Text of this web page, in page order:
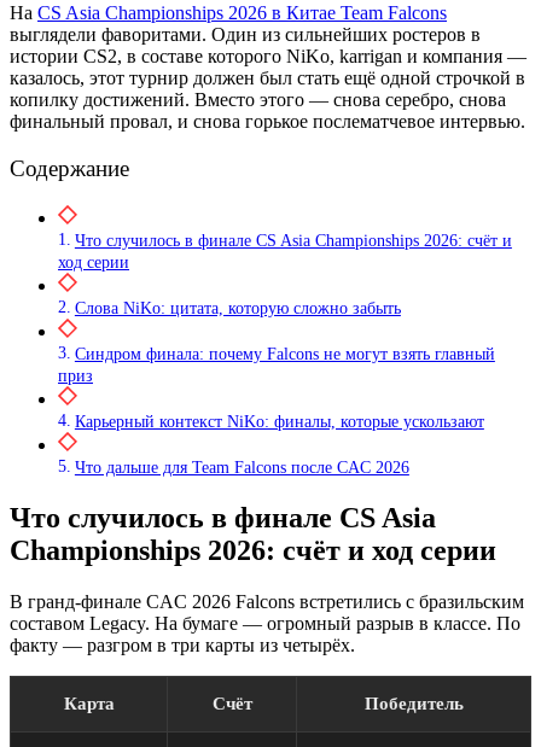
На CS Asia Championships 2026 в Китае Team Falcons
выглядели фаворитами. Один из сильнейших ростеров в
истории CS2, в составе которого NiKo, karrigan и компания —
казалось, этот турнир должен был стать ещё одной строчкой в
копилку достижений. Вместо этого — снова серебро, снова
финальный провал, и снова горькое послематчевое интервью.
Содержание
Что случилось в финале CS Asia Championships 2026: счёт и
ход серии
Слова NiKo: цитата, которую сложно забыть
Синдром финала: почему Falcons не могут взять главный
приз
Карьерный контекст NiKo: финалы, которые ускользают
Что дальше для Team Falcons после CAC 2026
Что случилось в финале CS Asia
Championships 2026: счёт и ход серии
В гранд-финале CAC 2026 Falcons встретились с бразильским
составом Legacy. На бумаге — огромный разрыв в классе. По
факту — разгром в три карты из четырёх.
Карта Счёт Победитель